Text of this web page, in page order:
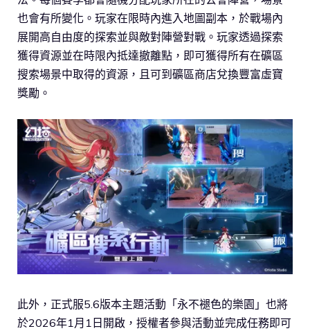
也會有所變化。玩家在限時內進入地圖副本，於戰場內
展開高自由度的探索並與敵對陣營對戰。玩家透過探索
獲得資源並在時限內抵達撤離點，即可獲得所有在礦區
搜索場景中取得的資源，且可到礦區商店兌換豐富虛寶
獎勵。
此外，正式服5.6版本主題活動「永不褪色的樂園」也將
於2026年1月1日開啟，授權者參與活動並完成任務即可